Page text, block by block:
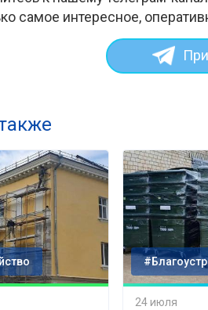
самое интересное,
24 июля